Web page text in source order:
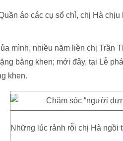
áo các cụ sổ chỉ, chị Hà chịu
mình, nhiều năm liền chị Trần
bằng khen; mới đây, tại Lễ
khen.
Những lúc rảnh rỗi chị Hà ngồi